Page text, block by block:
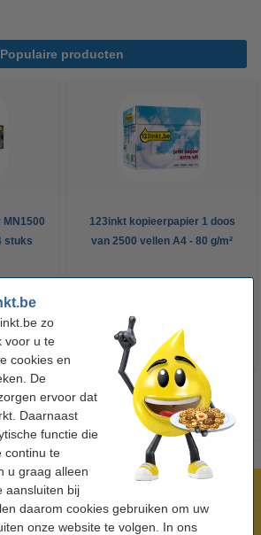
zo
voor u te
cookies en
De
ervoor dat
Daarnaast
functie die
continu te
u graag alleen
aansluiten bij
daarom cookies gebruiken om uw
onze website te volgen. In ons
Populaire producten
stuks
123inkt kopieerpapier 1 doos
van 2500 vellen A4 - 80 g/m²
klanten!